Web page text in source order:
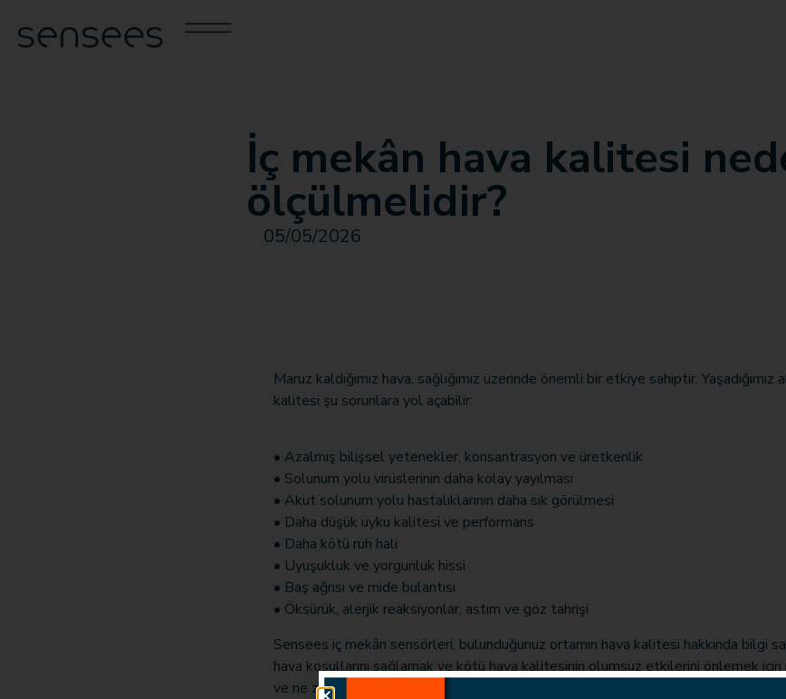
İç mekân hava kalitesi
ölçülmelidir?
05/05/2026
Maruz kaldığımız hava, sağlığımız üzerinde önemli bir etkiye sahiptir.
kalitesi şu sorunlara yol açabilir:
• Azalmış bilişsel yetenekler, konsantrasyon ve üretkenlik
• Solunum yolu virüslerinin daha kolay yayılması
• Akut solunum yolu hastalıklarının daha sık görülmesi
• Daha düşük uyku kalitesi ve performans
• Daha kötü ruh hali
• Uyuşukluk ve yorgunluk hissi
• Baş ağrısı ve mide bulantısı
• Öksürük, alerjik reaksiyonlar, astım ve göz tahrişi
Sensees iç mekân sensörleri, bulunduğunuz ortamın hava kalitesi hakkında bilgi
hava koşullarını sağlamak ve kötü hava kalitesinin olumsuz etkilerini önlemek için
ve ne zaman yapmanız gerektiğini önerir.